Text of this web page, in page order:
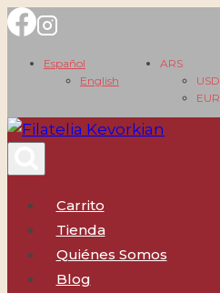
Saltar
contenido
Español
English
ARS
USD
EUR
Carrito
Tienda
Quiénes Somos
Blog